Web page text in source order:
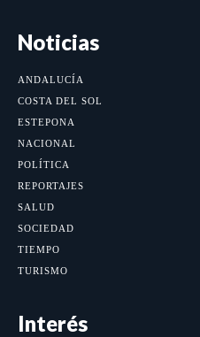
Noticias
ANDALUCÍA
COSTA DEL SOL
ESTEPONA
NACIONAL
POLÍTICA
REPORTAJES
SALUD
SOCIEDAD
TIEMPO
TURISMO
Interés